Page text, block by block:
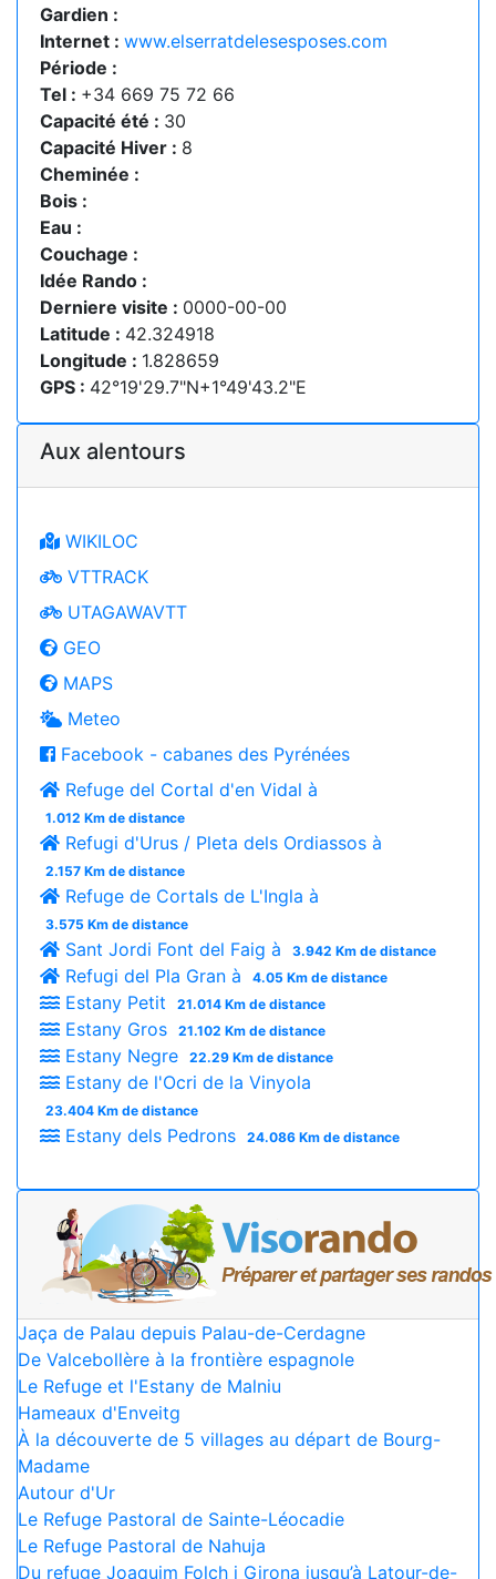
Gardien :
Internet : www.elserratdelesesposes.com
Période :
Tel : +34 669 75 72 66
Capacité été : 30
Capacité Hiver : 8
Cheminée :
Bois :
Eau :
Couchage :
Idée Rando :
Derniere visite : 0000-00-00
Latitude : 42.324918
Longitude : 1.828659
GPS : 42°19'29.7"N+1°49'43.2"E
Aux alentours
WIKILOC
VTTRACK
UTAGAWAVTT
GEO
MAPS
Meteo
Facebook - cabanes des Pyrénées
Refuge del Cortal d'en Vidal à
1.012 Km de distance
Refugi d'Urus / Pleta dels Ordiassos à
2.157 Km de distance
Refuge de Cortals de L'Ingla à
3.575 Km de distance
Sant Jordi Font del Faig à 3.942 Km de distance
Refugi del Pla Gran à 4.05 Km de distance
Estany Petit 21.014 Km de distance
Estany Gros 21.102 Km de distance
Estany Negre 22.29 Km de distance
Estany de l'Ocri de la Vinyola
23.404 Km de distance
Estany dels Pedrons 24.086 Km de distance
Jaça de Palau depuis Palau-de-Cerdagne
De Valcebollère à la frontière espagnole
Le Refuge et l'Estany de Malniu
Hameaux d'Enveitg
À la découverte de 5 villages au départ de Bourg-
Madame
Autour d'Ur
Le Refuge Pastoral de Sainte-Léocadie
Le Refuge Pastoral de Nahuja
Du refuge Joaquim Folch i Girona jusqu’à Latour-de-